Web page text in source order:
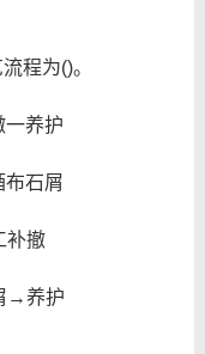
程为()。
养护
石屑
补撤
→养护